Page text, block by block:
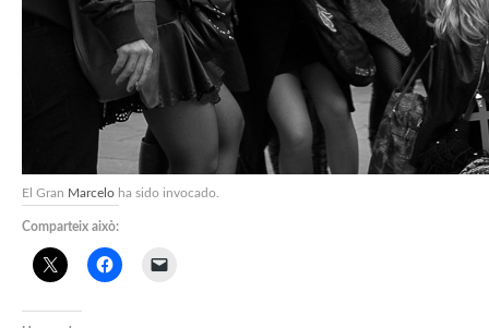
El Gran Marcelo ha sido invocado.
Comparteix això: